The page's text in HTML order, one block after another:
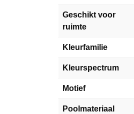
Geschikt voor
ruimte
Kleurfamilie
Kleurspectrum
Motief
Poolmateriaal